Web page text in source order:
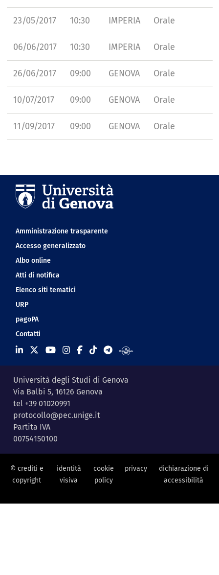
23/05/2017 10:30 IMPERIA Orale
06/06/2017 10:30 IMPERIA Orale
26/06/2017 09:00 GENOVA Orale
10/07/2017 09:00 GENOVA Orale
11/09/2017 09:00 GENOVA Orale
Navigation footer
Amministrazione trasparente
Accesso generalizzato
Albo online
Atti di notifica
Elenco siti tematici
URP
pagoPA
Contatti
Università degli Studi di Genova
Via Balbi 5, 16126 Genova
tel +39 01020991
protocollo@pec.unige.it
Partita IVA
00754150100
© crediti e
copyright
identità
visiva
cookie
policy
privacy
dichiarazione di
accessibilità